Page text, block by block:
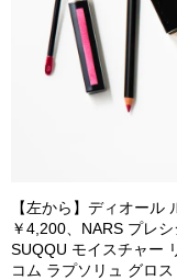
【左から】ディオール
￥4,200、NARS プレ
SUQQU モイスチャー
コム ラプソリュ グロ